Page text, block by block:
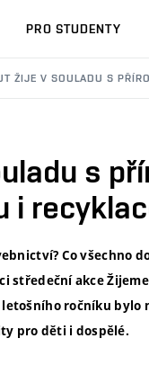
PRO STUDENTY
ŽIJE V SOULADU S
s
i
Co všechno
středeční akce
letošního ročníku
pro děti i dospělé.